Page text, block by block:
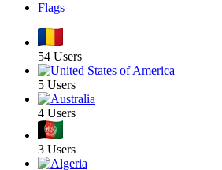
Flags
54 Users
5 Users
4 Users
3 Users